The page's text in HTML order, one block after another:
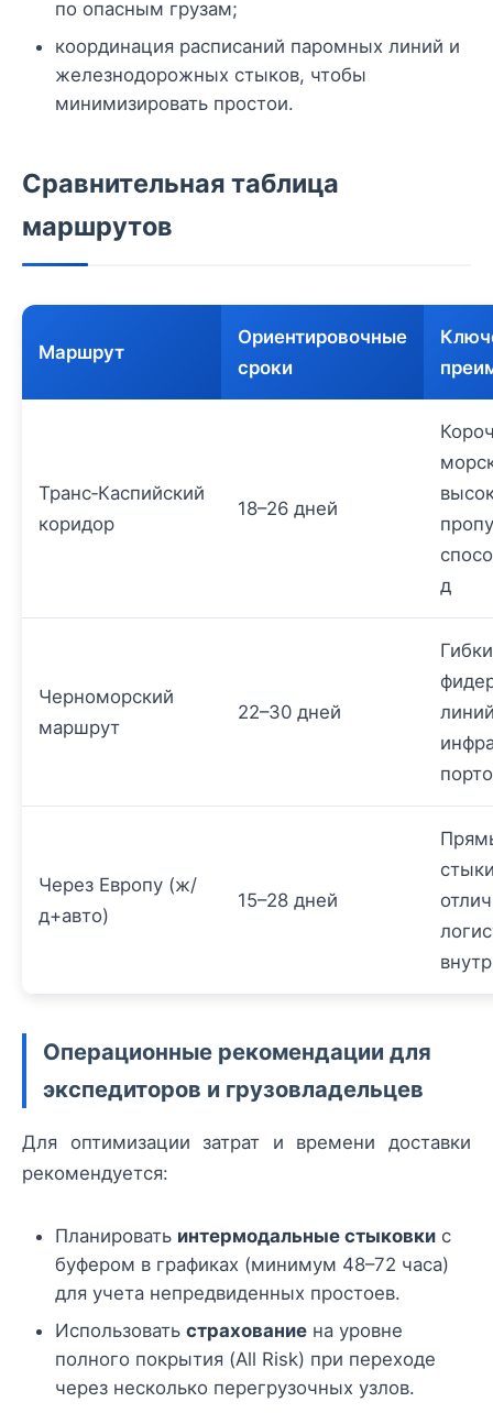
по опасным грузам;
координация расписаний паромных линий и
железнодорожных стыков, чтобы
минимизировать просто­и.
Сравнительная таблица
маршрутов
Маршрут
Ориентировочные
сроки
Транс‑Каспийский
коридор
18–26 дней
д
Черноморский
маршрут
22–30 дней
Через Европу (ж/
д+авто)
15–28 дней
Операционные рекомендации для
экспедиторов и грузовладельцев
Для оптимизации затрат и времени доставки
рекомендуется:
Планировать интермодальные стыковки с
буфером в графиках (минимум 48–72 часа)
для учета непредвиденных простоев.
Использовать страхование на уровне
полного покрытия (All Risk) при переходе
через несколько перегрузочных узлов.